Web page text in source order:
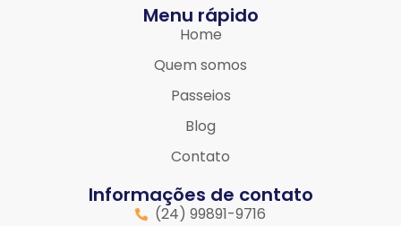
Menu rápido
Home
Quem somos
Passeios
Blog
Contato
Informações de contato
(24) 99891-9716